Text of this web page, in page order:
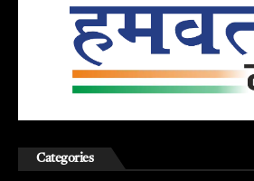
Categories